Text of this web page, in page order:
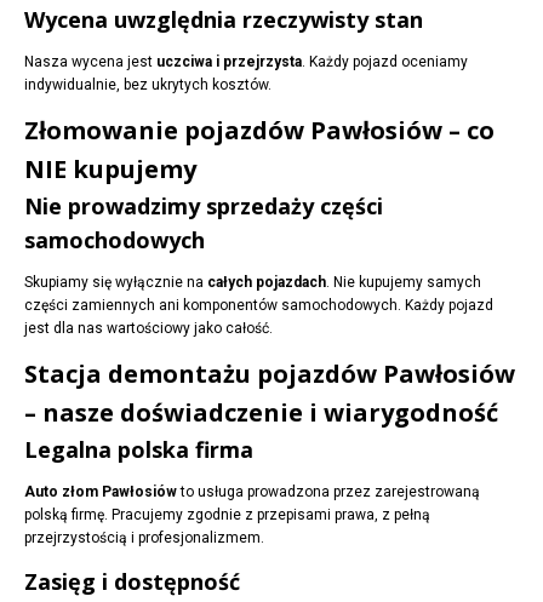
Wycena uwzględnia rzeczywisty stan
Nasza wycena jest uczciwa i przejrzysta. Każdy pojazd oceniamy
indywidualnie, bez ukrytych kosztów.
Złomowanie pojazdów Pawłosiów – co
NIE kupujemy
Nie prowadzimy sprzedaży części
samochodowych
Skupiamy się wyłącznie na całych pojazdach. Nie kupujemy samych
części zamiennych ani komponentów samochodowych. Każdy pojazd
jest dla nas wartościowy jako całość.
Stacja demontażu pojazdów Pawłosiów
– nasze doświadczenie i wiarygodność
Legalna polska firma
Auto złom Pawłosiówto usługa prowadzona przez zarejestrowaną
polską firmę. Pracujemy zgodnie z przepisami prawa, z pełną
przejrzystością i profesjonalizmem.
Zasięg i dostępność